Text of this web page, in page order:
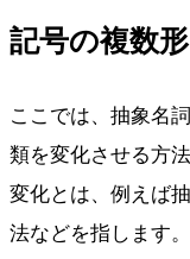
記号の複数
ここでは、抽象名
類を変化させる方
変化とは、例えば
法などを指します